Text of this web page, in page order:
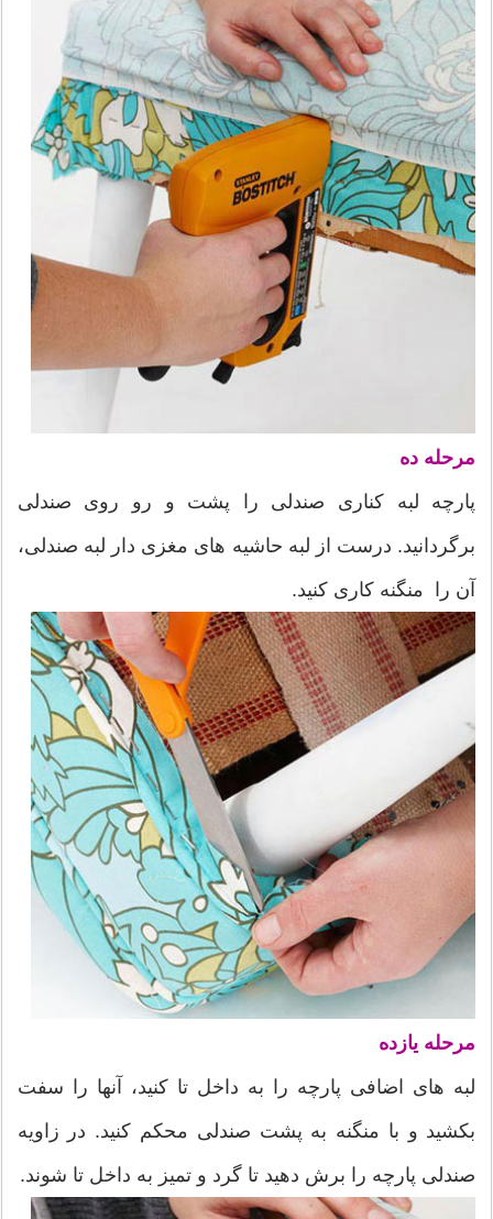
مرحله ده
پارچه لبه کناری صندلی را پشت و رو روی صندلی
برگردانید. درست از لبه حاشیه های مغزی دار لبه صندلی،
آن را منگنه کاری کنید.
مرحله یازده
لبه های اضافی پارچه را به داخل تا کنید، آنها را سفت
بکشید و با منگنه به پشت صندلی محکم کنید. در زاویه
صندلی پارچه را برش دهید تا گرد و تمیز به داخل تا شوند.